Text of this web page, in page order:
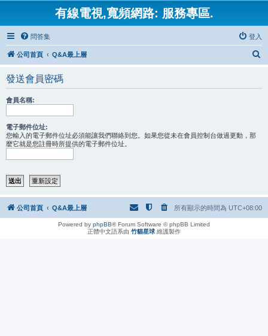
有線電視,寬頻網路: 服務專區.
問答集 登入
公司首頁 Q&A最上層
發送會員密碼
會員名稱:
電子郵件位址:
您輸入的電子郵件位址必須能讓我們聯絡到您。如果您從未在會員控制台做過更動，那
麼它就是您註冊時所提供的電子郵件位址。
公司首頁 Q&A最上層 所有顯示的時間為 UTC+08:00
Powered by phpBB® Forum Software © phpBB Limited
正體中文語系由 竹貓星球 維護製作